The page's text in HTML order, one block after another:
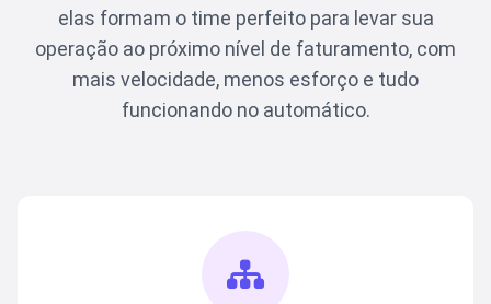
elas formam o time perfeito para levar sua
operação ao próximo nível de faturamento, com
mais velocidade, menos esforço e tudo
funcionando no automático.